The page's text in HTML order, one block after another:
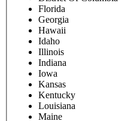
Florida
Georgia
Hawaii
Idaho
Illinois
Indiana
Iowa
Kansas
Kentucky
Louisiana
Maine